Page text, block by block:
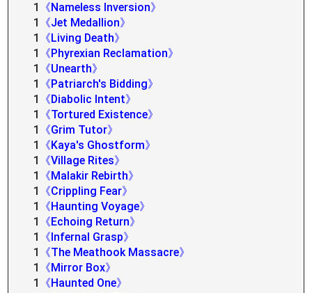
1
《Nameless Inversion》
1
《Jet Medallion》
1
《Living Death》
1
《Phyrexian Reclamation》
1
《Unearth》
1
《Patriarch's Bidding》
1
《Diabolic Intent》
1
《Tortured Existence》
1
《Grim Tutor》
1
《Kaya's Ghostform》
1
《Village Rites》
1
《Malakir Rebirth》
1
《Crippling Fear》
1
《Haunting Voyage》
1
《Echoing Return》
1
《Infernal Grasp》
1
《The Meathook Massacre》
1
《Mirror Box》
1
《Haunted One》